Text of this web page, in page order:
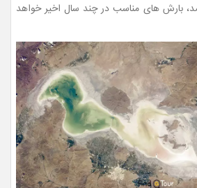
بارش های مناسب در چند سال اخیر خواهد